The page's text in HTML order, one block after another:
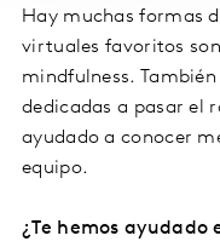
Hay muchas formas
virtuales favoritos
mindfulness.
dedicadas a pasar el
ayudado a conocer
equipo.
¿Te hemos ayudado